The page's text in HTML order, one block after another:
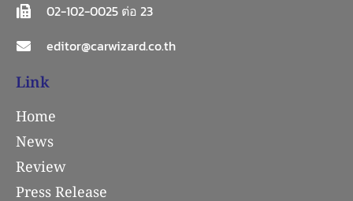
02-102-0025 ต่อ 23
editor@carwizard.co.th
Link
Home
News
Review
Press Release